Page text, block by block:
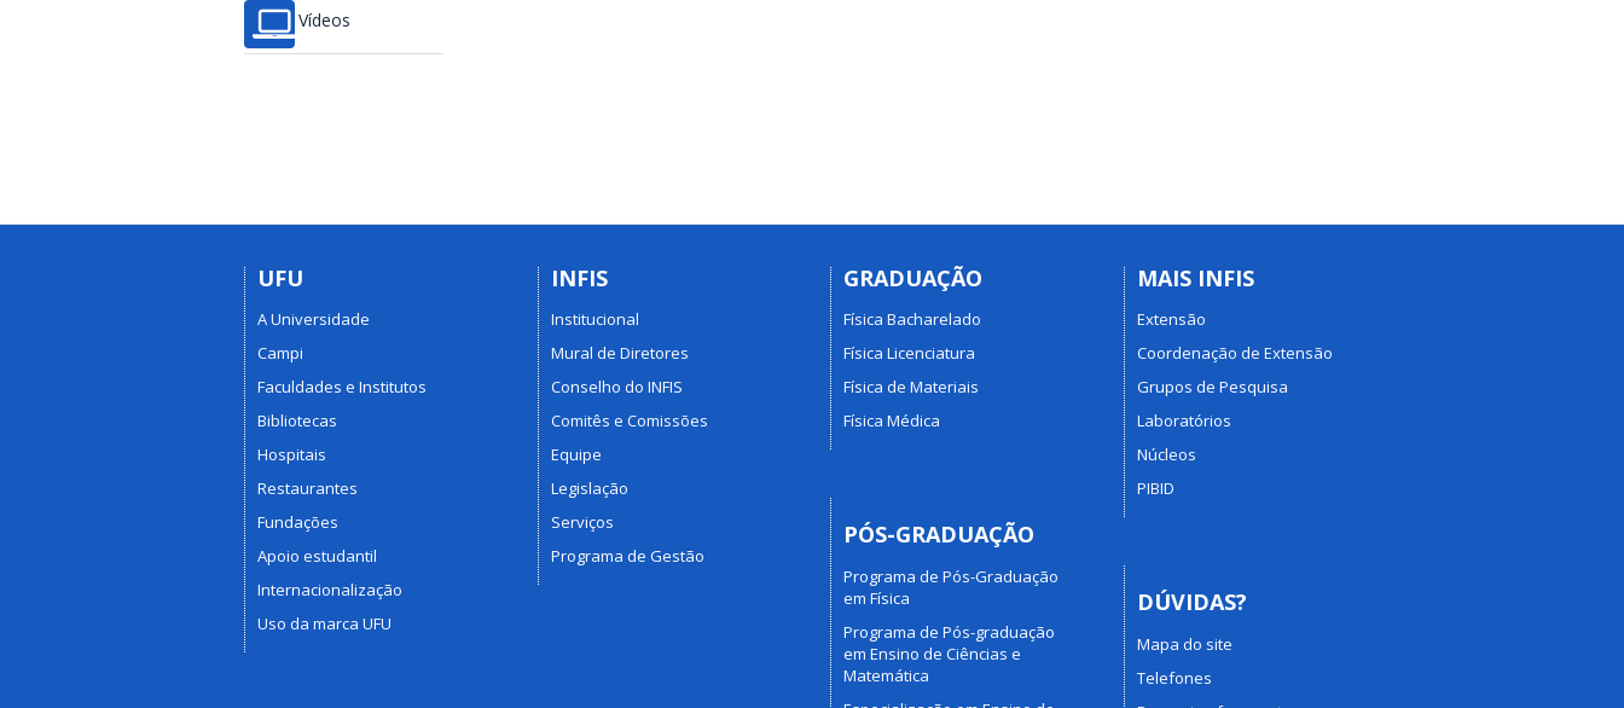
Vídeos
UFU
A Universidade
Campi
Faculdades e Institutos
Bibliotecas
Hospitais
Restaurantes
Fundações
Apoio estudantil
Internacionalização
Uso da marca UFU
INFIS
Institucional
Mural de Diretores
Conselho do INFIS
Comitês e Comissões
Equipe
Legislação
Serviços
Programa de Gestão
GRADUAÇÃO
Física Bacharelado
Física Licenciatura
Física de Materiais
Física Médica
PÓS-GRADUAÇÃO
Programa de Pós-Graduação
em Física
Programa de Pós-graduação
em Ensino de Ciências e
Matemática
MAIS INFIS
Extensão
Coordenação de Extensão
Grupos de Pesquisa
Laboratórios
Núcleos
PIBID
DÚVIDAS?
Mapa do site
Telefones